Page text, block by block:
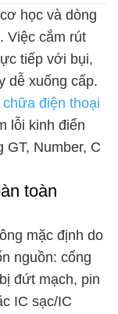
học và dòng
Việc cắm rút
tiếp với bụi,
dễ xuống cấp.
điện thoại
lỗi kinh điển
Number, C
toàn
mặc định do
nguồn: cổng
đứt mạch, pin
IC sạc/IC